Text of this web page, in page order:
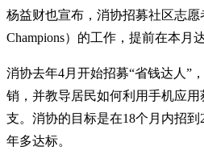
杨益财也宣布，消协招募社区志愿
Champions）的工作，提前在本月
消协去年4月开始招募“省钱达人”
销，并教导居民如何利用手机应
支。消协的目标是在18个月内招
年多达标。